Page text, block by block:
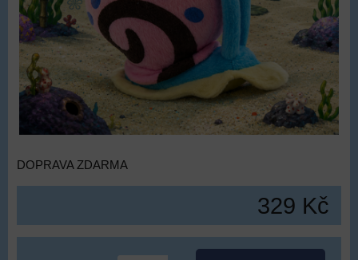
DOPRAVA ZDARMA
329 Kč